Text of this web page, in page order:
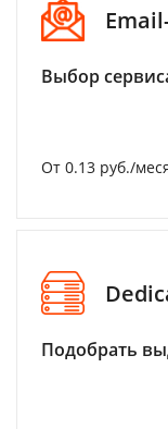
Выбор
От 0.13 руб./
Подобрать